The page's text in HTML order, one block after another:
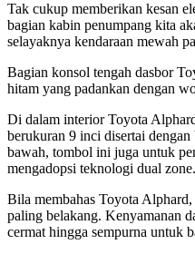
Tak cukup memberikan kesan
bagian kabin penumpang kita
selayaknya kendaraan mewah
Bagian konsol tengah dasbor
hitam yang padankan dengan
Di dalam interior Toyota
berukuran 9 inci disertai
bawah, tombol ini juga untuk
mengadopsi teknologi dual zone.
Bila membahas Toyota
paling belakang. Kenyamanan
cermat hingga sempurna untuk